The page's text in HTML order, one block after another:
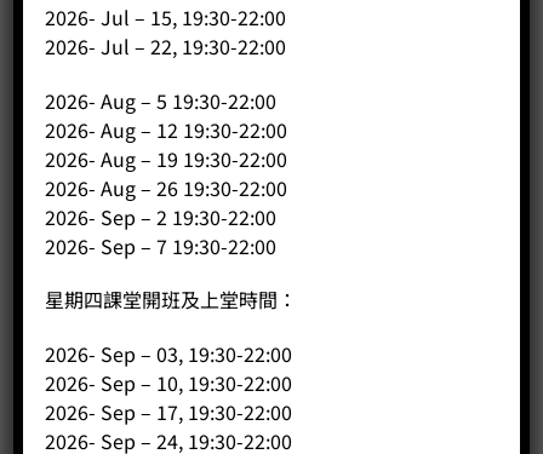
鋁管毛刷
-
BUY NOW
2026- Jul – 15, 19:30-22:00
2026- Jul – 22, 19:30-22:00
2026- Aug – 5 19:30-22:00
2026- Aug – 12 19:30-22:00
2026- Aug – 19 19:30-22:00
2026- Aug – 26 19:30-22:00
2026- Sep – 2 19:30-22:00
2026- Sep – 7 19:30-22:00
星期四課堂開班及上堂時間：
2026- Sep – 03, 19:30-22:00
2026- Sep – 10, 19:30-22:00
2026- Sep – 17, 19:30-22:00
2026- Sep – 24, 19:30-22:00